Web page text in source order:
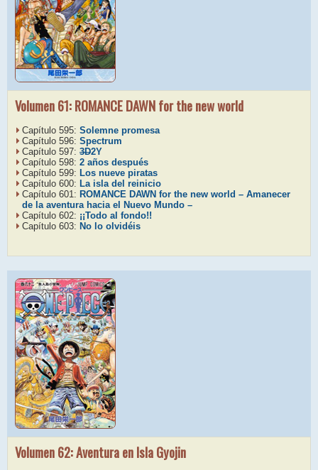
Volumen 61: ROMANCE DAWN for the new world
Capítulo 595: Solemne promesa
Capítulo 596: Spectrum
Capítulo 597: 3D2Y
Capítulo 598: 2 años después
Capítulo 599: Los nueve piratas
Capítulo 600: La isla del reinicio
Capítulo 601: ROMANCE DAWN for the new world – Amanecer
de la aventura hacia el Nuevo Mundo –
Capítulo 602: ¡¡Todo al fondo!!
Capítulo 603: No lo olvidéis
Volumen 62: Aventura en Isla Gyojin